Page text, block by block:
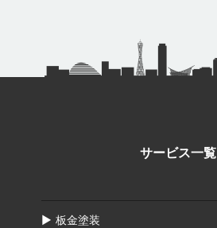
サービス一覧
板金塗装